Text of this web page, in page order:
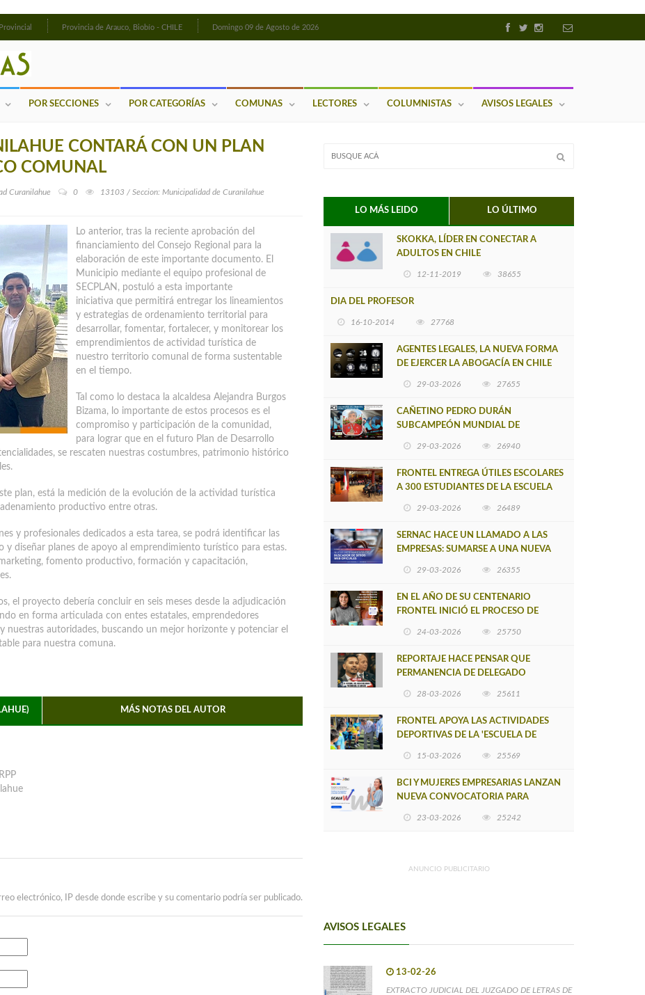
Provincia de Arauco, Biobío - CHILE Domingo 09 de Agosto de 2026
POR SECCIONES POR CATEGORÍAS COMUNAS LECTORES COLUMNISTAS AVISOS LEGALES
CONTARÁ CON UN PLAN
COMUNAL
Curanilahue 0 13103 / Seccion: Municipalidad de Curanilahue
Lo anterior, tras la reciente aprobación del
financiamiento del Consejo Regional para la
elaboración de este importante documento. El
Municipio mediante el equipo profesional de
SECPLAN, postuló a esta importante
iniciativa que permitirá entregar los lineamientos
y estrategias de ordenamiento territorial para
desarrollar, fomentar, fortalecer, y monitorear los
emprendimientos de actividad turística de
nuestro territorio comunal de forma sustentable
en el tiempo.
Tal como lo destaca la alcaldesa Alejandra Burgos
Bizama, lo importante de estos procesos es el
compromiso y participación de la comunidad,
para lograr que en el futuro Plan de Desarrollo
se rescaten nuestras costumbres, patrimonio histórico
plan, está la medición de la evolución de la actividad turística
productivo entre otras.
y profesionales dedicados a esta tarea, se podrá identificar las
diseñar planes de apoyo al emprendimiento turístico para estas.
fomento productivo, formación y capacitación,
el proyecto debería concluir en seis meses desde la adjudicación
en forma articulada con entes estatales, emprendedores
nuestras autoridades, buscando un mejor horizonte y potenciar el
para nuestra comuna.
MÁS NOTAS DEL AUTOR
electrónico, IP desde donde escribe y su comentario podría ser publicado.
LO MÁS LEIDO LO ÚLTIMO
SKOKKA, LÍDER EN CONECTAR A
ADULTOS EN CHILE
12-11-2019 38655
DIA DEL PROFESOR
16-10-2014 27768
AGENTES LEGALES, LA NUEVA FORMA
DE EJERCER LA ABOGACÍA EN CHILE
29-03-2026 27655
CAÑETINO PEDRO DURÁN
SUBCAMPEÓN MUNDIAL DE
29-03-2026 26940
FRONTEL ENTREGA ÚTILES ESCOLARES
A 300 ESTUDIANTES DE LA ESCUELA
29-03-2026 26489
SERNAC HACE UN LLAMADO A LAS
EMPRESAS: SUMARSE A UNA NUEVA
29-03-2026 26355
EN EL AÑO DE SU CENTENARIO
FRONTEL INICIÓ EL PROCESO DE
24-03-2026 25750
REPORTAJE HACE PENSAR QUE
PERMANENCIA DE DELEGADO
28-03-2026 25611
FRONTEL APOYA LAS ACTIVIDADES
DEPORTIVAS DE LA 'ESCUELA DE
15-03-2026 25569
BCI Y MUJERES EMPRESARIAS LANZAN
NUEVA CONVOCATORIA PARA
23-03-2026 25242
ANUNCIO PUBLICITARIO
AVISOS LEGALES
13-02-26
EXTRACTO JUDICIAL DEL JUZGADO DE LETRAS DE